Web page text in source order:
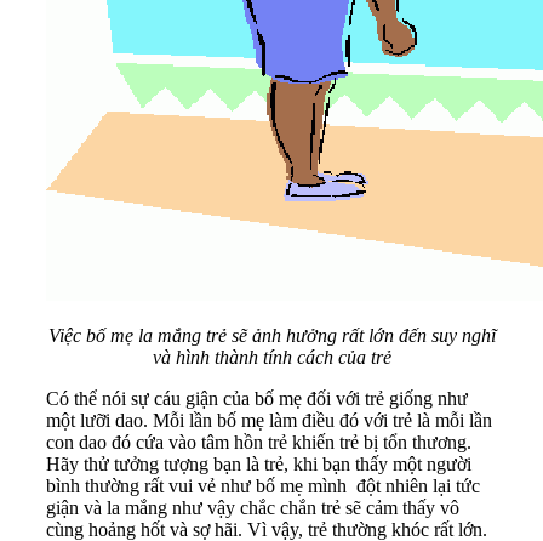
Việc bố mẹ la mắng trẻ sẽ ảnh hưởng rất lớn đến suy nghĩ
và hình thành tính cách của trẻ
Có thể nói sự cáu giận của bố mẹ đối với trẻ giống như
một lưỡi dao. Mỗi lần bố mẹ làm điều đó với trẻ là mỗi lần
con dao đó cứa vào tâm hồn trẻ khiến trẻ bị tổn thương.
Hãy thử tưởng tượng bạn là trẻ, khi bạn thấy một người
bình thường rất vui vẻ như bố mẹ mình đột nhiên lại tức
giận và la mắng như vậy chắc chắn trẻ sẽ cảm thấy vô
cùng hoảng hốt và sợ hãi. Vì vậy, trẻ thường khóc rất lớn.